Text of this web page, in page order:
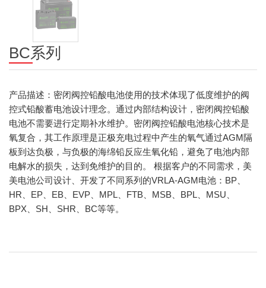
BC系列
产品描述：密闭阀控铅酸电池使用的技术体现了低度维护的阀
控式铅酸蓄电池设计理念。通过内部结构设计，密闭阀控铅酸
电池不需要进行定期补水维护。密闭阀控铅酸电池核心技术是
氧复合，其工作原理是正极充电过程中产生的氧气通过AGM隔
板到达负极，与负极的海绵铅反应生氧化铅，避免了电池内部
电解水的损失，达到免维护的目的。 根据客户的不同需求，美
美电池公司设计、开发了不同系列的VRLA-AGM电池：BP、
HR、EP、EB、EVP、MPL、FTB、MSB、BPL、MSU、
BPX、SH、SHR、BC等等。